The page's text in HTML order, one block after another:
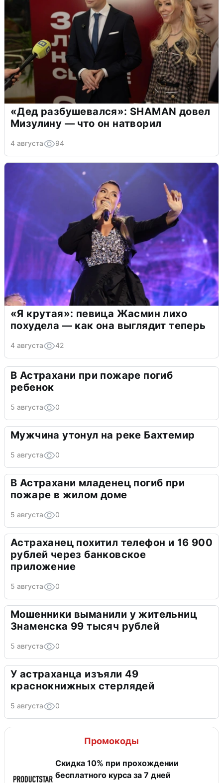
«Дед разбушевался»: SHAMAN довел
Мизулину — что он натворил
4 августа 94
«Я крутая»: певица Жасмин лихо
похудела — как она выглядит теперь
4 августа 42
В Астрахани при пожаре погиб
ребенок
5 августа 0
Мужчина утонул на реке Бахтемир
5 августа 0
В Астрахани младенец погиб при
пожаре в жилом доме
5 августа 0
Астраханец похитил телефон и 16 900
рублей через банковское
приложение
5 августа 0
Мошенники выманили у жительниц
Знаменска 99 тысяч рублей
5 августа 0
У астраханца изъяли 49
краснокнижных стерлядей
5 августа 0
Промокоды
Скидка 10% при прохождении
бесплатного курса за 7 дней